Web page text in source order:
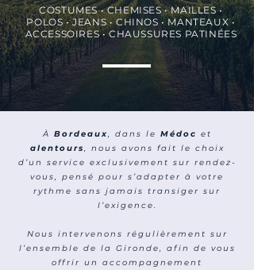
COSTUMES • CHEMISES • MAILLES •
POLOS • JEANS • CHINOS • MANTEAUX •
ACCESSOIRES • CHAUSSURES PATINÉES
À Bordeaux , dans le Médoc et
alentours
, nous avons fait le choix
d’un service exclusivement sur rendez-
vous, pensé pour s’adapter à votre
rythme sans jamais transiger sur
l’exigence.
Nous intervenons régulièrement sur
l’ensemble de la Gironde, afin de vous
offrir un accompagnement